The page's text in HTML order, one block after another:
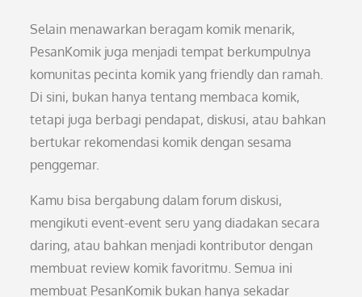
Selain menawarkan beragam komik menarik,
PesanKomik juga menjadi tempat berkumpulnya
komunitas pecinta komik yang friendly dan ramah.
Di sini, bukan hanya tentang membaca komik,
tetapi juga berbagi pendapat, diskusi, atau bahkan
bertukar rekomendasi komik dengan sesama
penggemar.
Kamu bisa bergabung dalam forum diskusi,
mengikuti event-event seru yang diadakan secara
daring, atau bahkan menjadi kontributor dengan
membuat review komik favoritmu. Semua ini
membuat PesanKomik bukan hanya sekadar